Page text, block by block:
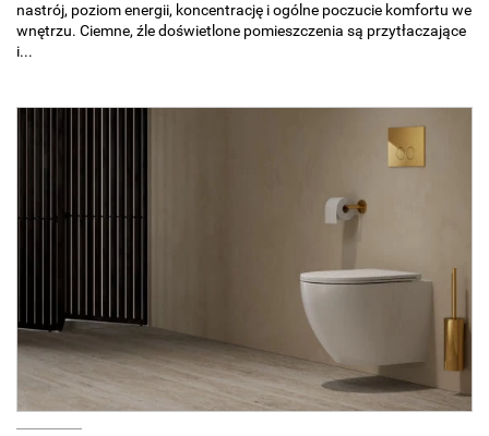
nastrój, poziom energii, koncentrację i ogólne poczucie komfortu we
wnętrzu. Ciemne, źle doświetlone pomieszczenia są przytłaczające
i...